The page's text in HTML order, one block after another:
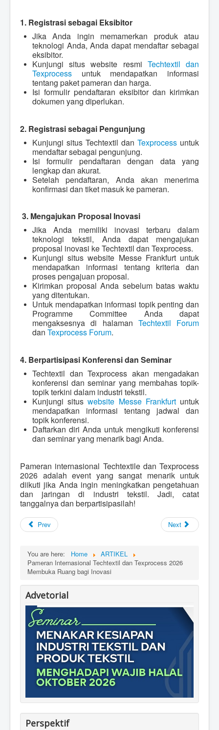
1. Registrasi sebagai Eksibitor
Jika Anda ingin memamerkan produk atau
teknologi Anda, Anda dapat mendaftar sebagai
eksibitor.
Kunjungi situs website resmi Techtextil dan
Texprocess untuk mendapatkan informasi
tentang paket pameran dan harga.
Isi formulir pendaftaran eksibitor dan kirimkan
dokumen yang diperlukan.
2. Registrasi sebagai Pengunjung
Kunjungi situs Techtextil dan Texprocess untuk
mendaftar sebagai pengunjung.
Isi formulir pendaftaran dengan data yang
lengkap dan akurat.
Setelah pendaftaran, Anda akan menerima
konfirmasi dan tiket masuk ke pameran.
3. Mengajukan Proposal Inovasi
Jika Anda memiliki inovasi terbaru dalam
teknologi tekstil, Anda dapat mengajukan
proposal inovasi ke Techtextil dan Texprocess.
Kunjungi situs website Messe Frankfurt untuk
mendapatkan informasi tentang kriteria dan
proses pengajuan proposal.
Kirimkan proposal Anda sebelum batas waktu
yang ditentukan.
Untuk mendapatkan informasi topik penting dan
Programme Committee Anda dapat
mengaksesnya di halaman Techtextil Forum
dan Texprocess Forum.
4. Berpartisipasi Konferensi dan Seminar
Techtextil dan Texprocess akan mengadakan
konferensi dan seminar yang membahas topik-
topik terkini dalam industri tekstil.
Kunjungi situswebsite Messe Frankfurtuntuk
mendapatkan informasi tentang jadwal dan
topik konferensi.
Daftarkan diri Anda untuk mengikuti konferensi
dan seminar yang menarik bagi Anda.
Pameran internasional Techtextile dan Texprocess
2026 adalah event yang sangat menarik untuk
diikuti jika Anda ingin meningkatkan pengetahuan
dan jaringan di industri tekstil. Jadi, catat
tanggalnya dan berpartisipasilah!
Prev Next
You are here: Home
ARTIKEL
Pameran Internasional Techtextil dan Texprocess 2026
Membuka Ruang bagi Inovasi
Advetorial
Perspektif